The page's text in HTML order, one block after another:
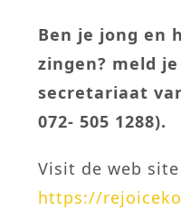
Ben je jong en
zingen? meld
secretariaat
072- 505 1288).
Visit de web
https://